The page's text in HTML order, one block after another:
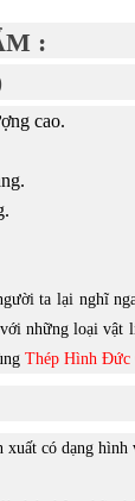
:
cao.
ta lại nghĩ
những loại vật
Thép Hình Đức
xuất có dạng